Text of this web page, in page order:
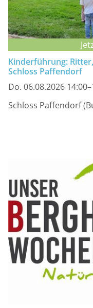
Kinderführung:
Schloss Paffendorf
Do. 06.08.2026
Schloss Paffendorf